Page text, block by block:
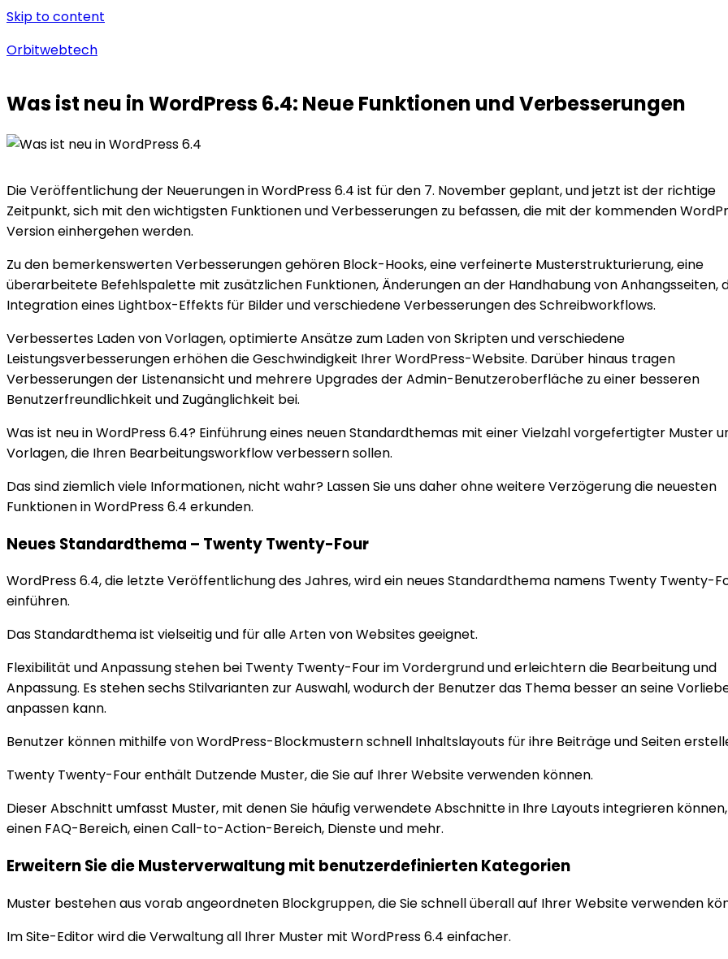
Skip to content
Orbitwebtech
Was ist neu in WordPress 6.4: Neue Funktionen und Verbesserungen
Die Veröffentlichung der Neuerungen in WordPress 6.4 ist für den 7. November geplant, und jetzt ist der richtige
Zeitpunkt, sich mit den wichtigsten Funktionen und Verbesserungen zu befassen, die mit der kommenden
Version einhergehen werden.
Zu den bemerkenswerten Verbesserungen gehören Block-Hooks, eine verfeinerte Musterstrukturierung, eine
überarbeitete Befehlspalette mit zusätzlichen Funktionen, Änderungen an der Handhabung von Anhangsseiten,
Integration eines Lightbox-Effekts für Bilder und verschiedene Verbesserungen des Schreibworkflows.
Verbessertes Laden von Vorlagen, optimierte Ansätze zum Laden von Skripten und verschiedene
Leistungsverbesserungen erhöhen die Geschwindigkeit Ihrer WordPress-Website. Darüber hinaus tragen
Verbesserungen der Listenansicht und mehrere Upgrades der Admin-Benutzeroberfläche zu einer besseren
Benutzerfreundlichkeit und Zugänglichkeit bei.
Was ist neu in WordPress 6.4? Einführung eines neuen Standardthemas mit einer Vielzahl vorgefertigter Muster
Vorlagen, die Ihren Bearbeitungsworkflow verbessern sollen.
Das sind ziemlich viele Informationen, nicht wahr? Lassen Sie uns daher ohne weitere Verzögerung die neuesten
Funktionen in WordPress 6.4 erkunden.
Neues Standardthema – Twenty Twenty-Four
WordPress 6.4, die letzte Veröffentlichung des Jahres, wird ein neues Standardthema namens Twenty Twenty-
einführen.
Das Standardthema ist vielseitig und für alle Arten von Websites geeignet.
Flexibilität und Anpassung stehen bei Twenty Twenty-Four im Vordergrund und erleichtern die Bearbeitung und
Anpassung. Es stehen sechs Stilvarianten zur Auswahl, wodurch der Benutzer das Thema besser an seine
anpassen kann.
Benutzer können mithilfe von WordPress-Blockmustern schnell Inhaltslayouts für ihre Beiträge und Seiten
Twenty Twenty-Four enthält Dutzende Muster, die Sie auf Ihrer Website verwenden können.
Dieser Abschnitt umfasst Muster, mit denen Sie häufig verwendete Abschnitte in Ihre Layouts integrieren können,
einen FAQ-Bereich, einen Call-to-Action-Bereich, Dienste und mehr.
Erweitern Sie die Musterverwaltung mit benutzerdefinierten Kategorien
Muster bestehen aus vorab angeordneten Blockgruppen, die Sie schnell überall auf Ihrer Website verwenden
Im Site-Editor wird die Verwaltung all Ihrer Muster mit WordPress 6.4 einfacher.